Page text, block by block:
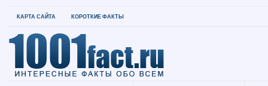
КАРТА САЙТА КОРОТКИЕ ФАКТЫ